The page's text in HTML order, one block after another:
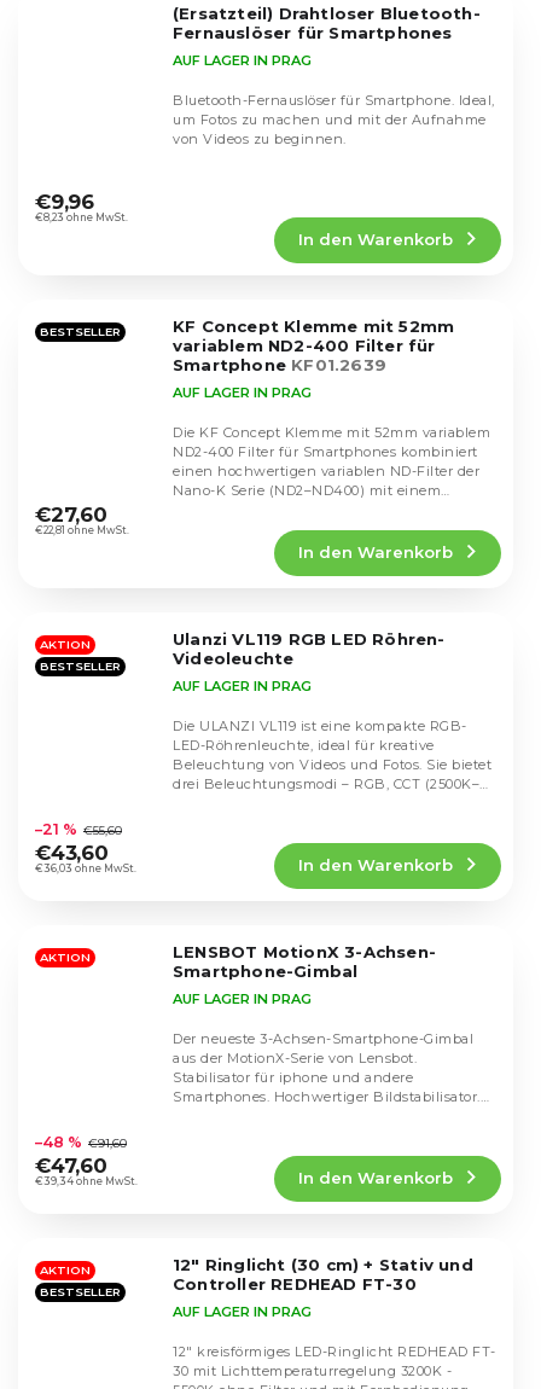
(Ersatzteil) Drahtloser Bluetooth-
Fernauslöser für Smartphones
durchschnittliche
Produktbewertung
Sternen.
AUF LAGER IN PRAG
€8,23 ohne MwSt.
€9,96
In den Warenkorb
Bluetooth-Fernauslöser für Smartphone. Ideal,
um Fotos zu machen und mit der Aufnahme
von Videos zu beginnen.
BESTSELLER
KF Concept Klemme mit 52mm
variablem ND2-400 Filter für
Smartphone KF01.2639
durchschnittliche
Produktbewertung
Sternen.
AUF LAGER IN PRAG
€22,81 ohne MwSt.
€27,60
In den Warenkorb
Die KF Concept Klemme mit 52mm variablem
ND2-400 Filter für Smartphones kombiniert
einen hochwertigen variablen ND-Filter der
Nano-K Serie (ND2–ND400) mit einem
AKTION
BESTSELLER
Ulanzi VL119 RGB LED Röhren-
Videoleuchte
durchschnittliche
Produktbewertung
ist
Sternen.
AUF LAGER IN PRAG
€36,03 ohne MwSt.
–21 % €55,60
€43,60
In den Warenkorb
Die ULANZI VL119 ist eine kompakte RGB-
LED-Röhrenleuchte, ideal für kreative
Beleuchtung von Videos und Fotos. Sie bietet
drei Beleuchtungsmodi – RGB, CCT (2500K–
AKTION
LENSBOT MotionX 3-Achsen-
Smartphone-Gimbal
durchschnittliche
Produktbewertung
ist
Sternen.
AUF LAGER IN PRAG
€39,34 ohne MwSt.
–48 % €91,60
€47,60
In den Warenkorb
Der neueste 3-Achsen-Smartphone-Gimbal
aus der MotionX-Serie von Lensbot.
Stabilisator für iphone und andere
Smartphones. Hochwertiger Bildstabilisator.
AKTION
BESTSELLER
12" Ringlicht (30 cm) + Stativ und
Controller REDHEAD FT-30
AUF LAGER IN PRAG
12" kreisförmiges LED-Ringlicht REDHEAD FT-
30 mit Lichttemperaturregelung 3200K -